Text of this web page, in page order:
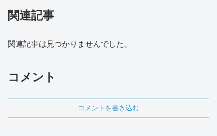
関連記事
関連記事は見つかりませんでした。
コメント
コメントを書き込む